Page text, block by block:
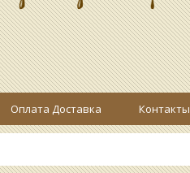
Оплата Доставка Контакты